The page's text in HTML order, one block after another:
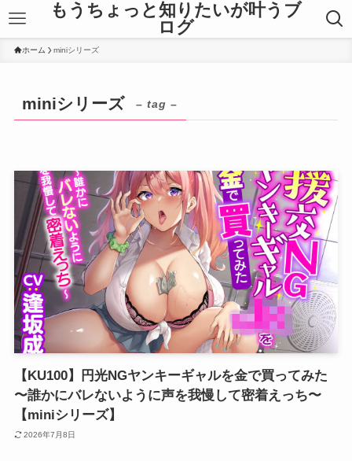
もうちょっと知りたいが叶うブ
ログ
ホーム miniシリーズ
miniシリーズ – tag –
【KU100】円光NGヤンキーギャルを金で買ってみた
〜誰かにバレないように声を我慢して密着えっち〜
【miniシリーズ】
2026年7月8日